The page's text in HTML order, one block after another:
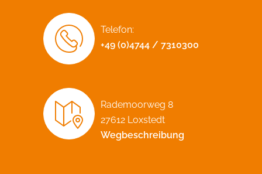
Telefon:
+49 (0)4744 / 7310300
Rademoorweg 8
27612 Loxstedt
Wegbeschreibung